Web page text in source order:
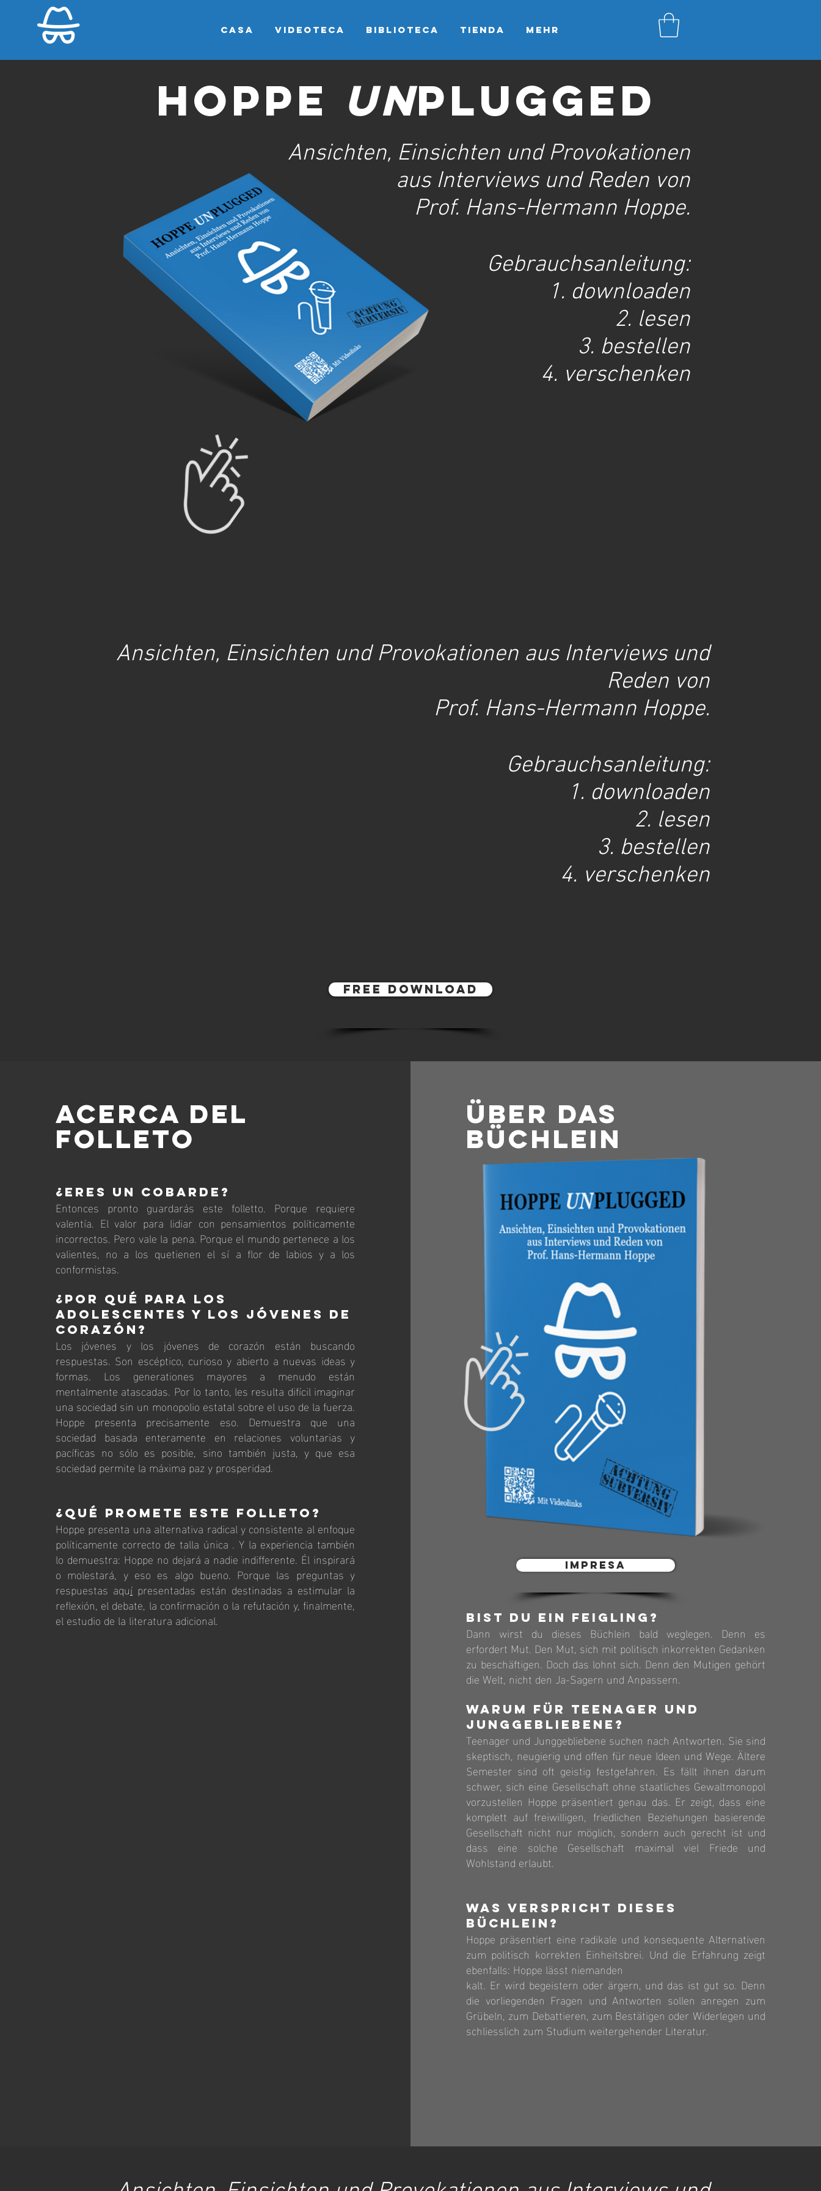
Casa Videoteca Biblioteca Tienda Mehr
HOPPE UNPLUGGED
Ansichten, Einsichten und Provokationen
aus Interviews und Reden von
Prof. Hans-Hermann Hoppe.
Gebrauchsanleitung:
1. downloaden
2. lesen
3. bestellen
4. verschenken
Ansichten, Einsichten und Provokationen aus Interviews und
Reden von
Prof. Hans-Hermann Hoppe.
Gebrauchsanleitung:
1. downloaden
2. lesen
3. bestellen
4. verschenken
Free download
ACERCA del
folleto
¿Eres un cobarde?
Entonces pronto guardarás este folletto. Porque requiere
valentía. El valor para lidiar con pensamientos políticamente
incorrectos. Pero vale la pena. Porque el mundo pertenece a los
valientes, no a los quetienen el sí a flor de labios y a los
conformistas.
¿Por qué para los
adolescentes y los jóvenes de
corazón?
Los jóvenes y los jóvenes de corazón están buscando
respuestas. Son escéptico, curioso y abierto a nuevas ideas y
formas. Los generationes mayores a menudo están
mentalmente atascadas. Por lo tanto, les resulta difícil imaginar
una sociedad sin un monopolio estatal sobre el uso de la fuerza.
Hoppe presenta precisamente eso. Demuestra que una
sociedad basada enteramente en relaciones voluntarias y
pacíficas no sólo es posible, sino también justa, y que esa
sociedad permite la máxima paz y prosperidad.
¿Qué promete este folleto?
Hoppe presenta una alternativa radical y consistente al enfoque
políticamente correcto de talla única . Y la experiencia también
lo demuestra: Hoppe no dejará a nadie indifferente. Él inspirará
o molestará, y eso es algo bueno. Porque las preguntas y
respuestas aquí presentadas están destinadas a estimular la
reflexión, el debate, la confirmación o la refutación y, finalmente,
el estudio de la literatura adicional.
ÜBER das
büchlein
Impresa
Bist du ein Feigling?
Dann wirst du dieses Büchlein bald weglegen. Denn es
erfordert Mut. Den Mut, sich mit politisch inkorrekten Gedanken
zu beschäftigen. Doch das lohnt sich. Denn den Mutigen gehört
die Welt, nicht den Ja-Sagern und Anpassern.
Warum für Teenager und
Junggebliebene?
Teenager und Junggebliebene suchen nach Antworten. Sie sind
skeptisch, neugierig und offen für neue Ideen und Wege. Ältere
Semester sind oft geistig festgefahren. Es fällt ihnen darum
schwer, sich eine Gesellschaft ohne staatliches Gewaltmonopol
vorzustellen Hoppe präsentiert genau das. Er zeigt, dass eine
komplett auf freiwilligen, friedlichen Beziehungen basierende
Gesellschaft nicht nur möglich, sondern auch gerecht ist und
dass eine solche Gesellschaft maximal viel Friede und
Wohlstand erlaubt.
Was verspricht dieses
Büchlein?
Hoppe präsentiert eine radikale und konsequente Alternativen
zum politisch korrekten Einheitsbrei. Und die Erfahrung zeigt
ebenfalls: Hoppe lässt niemanden
kalt. Er wird begeistern oder ärgern, und das ist gut so. Denn
die vorliegenden Fragen und Antworten sollen anregen zum
Grübeln, zum Debattieren, zum Bestätigen oder Widerlegen und
schliesslich zum Studium weitergehender Literatur.